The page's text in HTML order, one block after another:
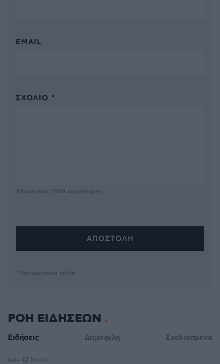
EMAIL
ΣΧΌΛΙΟ *
Απομένουν 2500 χαρακτήρες
* Υποχρεωτικά πεδία
ΡΟΗ ΕΙΔΗΣΕΩΝ
Ειδήσεις Δημοφιλή Σχολιασμένα
πριν 42 λεπτά